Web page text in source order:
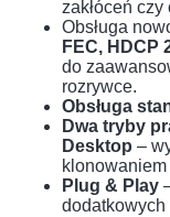
zakłóceń czy
Obsługa
FEC, HDCP
do
rozrywce.
Obsługa
Dwa tryby
Desktop –
Plug & Play